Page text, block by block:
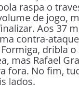
raspa o
de jogo,
Aos 37
contra-
dribla o
mas Rafael
fora. No fim,
lados.